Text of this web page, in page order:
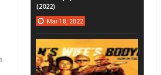
(2022)
Mar 18, 2022